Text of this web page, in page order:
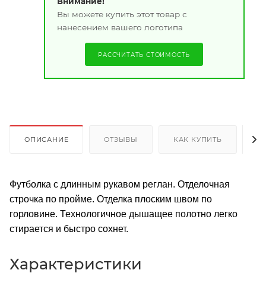
Вы можете купить этот товар с
нанесением вашего логотипа
РАССЧИТАТЬ СТОИМОСТЬ
ОПИСАНИЕ ОТЗЫВЫ КАК КУПИТЬ
Футболка с длинным рукавом реглан. Отделочная
строчка по пройме. Отделка плоским швом по
горловине. Технологичное дышащее полотно легко
стирается и быстро сохнет.
Характеристики